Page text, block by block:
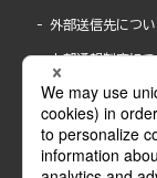
外部送信先につい
内部通報制度に